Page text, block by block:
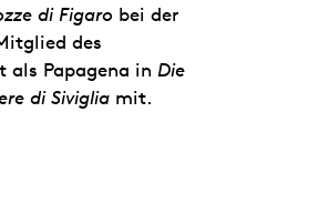
di Figaro bei der
des
Papagena in Die
di Siviglia mit.